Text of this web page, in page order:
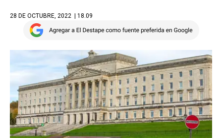
28 DE OCTUBRE, 2022 | 18.09